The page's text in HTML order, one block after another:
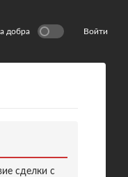
добра Войти
сделки с